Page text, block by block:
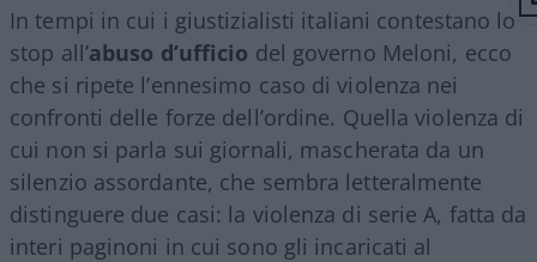
In tempi in cui i giustizialisti italiani contestano lo
stop all’abuso d’ufficio del governo Meloni, ecco
che si ripete l’ennesimo caso di violenza nei
confronti delle forze dell’ordine. Quella violenza di
cui non si parla sui giornali, mascherata da un
silenzio assordante, che sembra letteralmente
distinguere due casi: la violenza di serie A, fatta da
interi paginoni in cui sono gli incaricati al